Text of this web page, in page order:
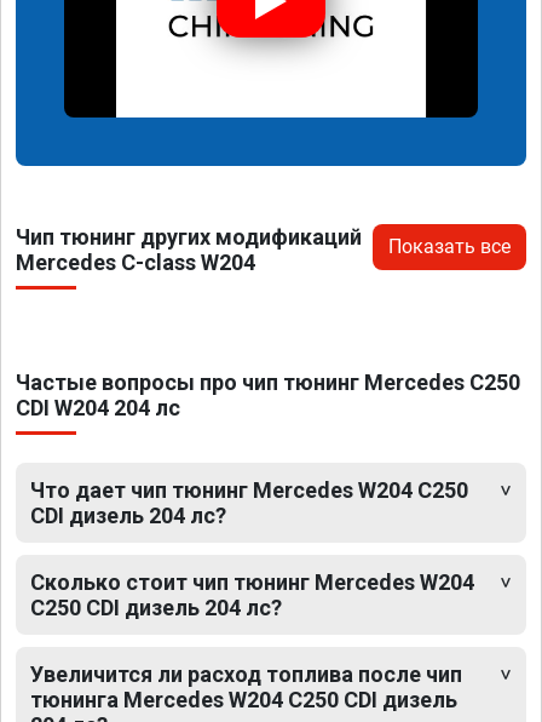
Чип тюнинг других модификаций
Mercedes C-class W204
Показать все
Частые вопросы про чип тюнинг Mercedes C250
CDI W204 204 лс
Что дает чип тюнинг Mercedes W204 C250
CDI дизель 204 лс?
Сколько стоит чип тюнинг Mercedes W204
C250 CDI дизель 204 лс?
Увеличится ли расход топлива после чип
тюнинга Mercedes W204 C250 CDI дизель